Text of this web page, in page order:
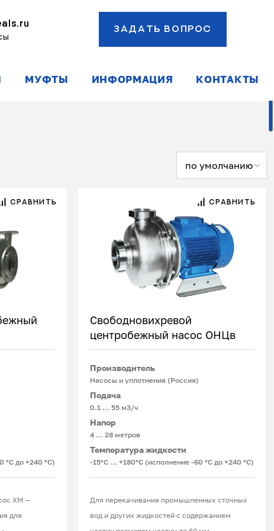
ЗАДАТЬ ВОПРОС
МУФТЫ ИНФОРМАЦИЯ КОНТАКТЫ
по умолчанию
СРАВНИТЬ
°С до +240 °С)
ХМ —
для
СРАВНИТЬ
Свободновихревой
центробежный насос ОНЦв
Производитель
Насосы и уплотнения (Россия)
Подача
0.1 ... 55 м3/ч
Напор
4 … 28 метров
Температура жидкости
-15°С ... +180°С (исполнение -60 °С до +240 °С)
Для перекачивания промышленных сточных
вод и других жидкостей с содержанием